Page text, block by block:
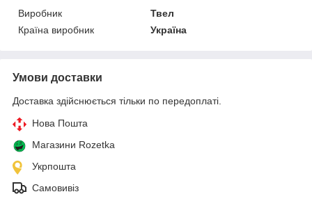
Виробник
Твел
Країна виробник
Україна
Умови доставки
Доставка здійснюється тільки по передоплаті.
Нова Пошта
Магазини Rozetka
Укрпошта
Самовивіз